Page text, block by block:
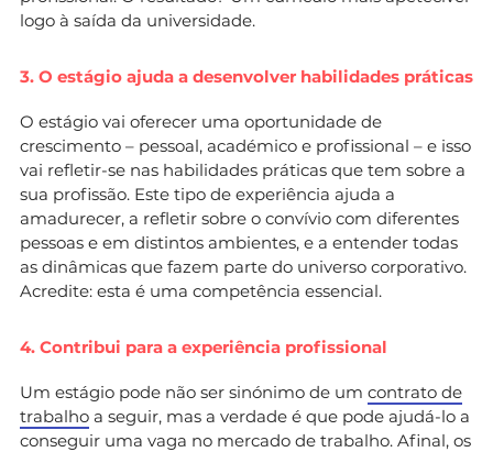
logo à saída da universidade.
3. O estágio ajuda a desenvolver habilidades práticas
O estágio vai oferecer uma oportunidade de
crescimento – pessoal, académico e profissional – e isso
vai refletir-se nas habilidades práticas que tem sobre a
sua profissão. Este tipo de experiência ajuda a
amadurecer, a refletir sobre o convívio com diferentes
pessoas e em distintos ambientes, e a entender todas
as dinâmicas que fazem parte do universo corporativo.
Acredite: esta é uma competência essencial.
4. Contribui para a experiência profissional
Um estágio pode não ser sinónimo de um contrato de
trabalho a seguir, mas a verdade é que pode ajudá-lo a
conseguir uma vaga no mercado de trabalho. Afinal, os